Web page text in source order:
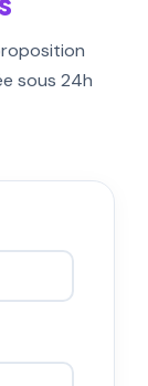
sous 24h